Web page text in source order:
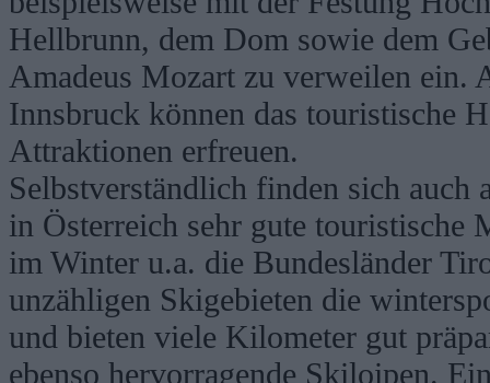
Hellbrunn, dem Dom sowie dem
Amadeus Mozart zu verweilen ein.
Innsbruck können das touristische
Attraktionen erfreuen.
Selbstverständlich finden sich auch
in Österreich sehr gute touristische
im Winter u.a. die Bundesländer
unzähligen Skigebieten die
und bieten viele Kilometer gut
ebenso hervorragende Skiloipen.